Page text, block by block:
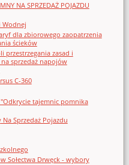
NA SPRZEDAŻ POJAZDU
dla zbiorowego zaopatrzenia
ścieków
przestrzegania zasad i
sprzedaż napojów
C-360
"Odkrycie tajemnic pomnika
Sprzedaż Pojazdu
Sołectwa Drwęck - wybory